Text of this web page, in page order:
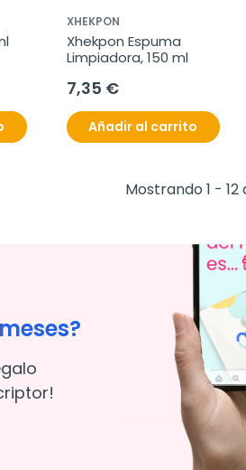
XHEKPON
Xhekpon Espuma
Limpiadora, 150 ml
7,35 €
Añadir al carrito
Mostrando 1 -